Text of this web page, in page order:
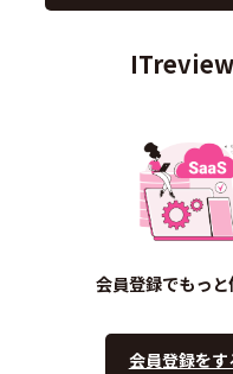
ITreview
会員登録でもっと
会員登録をす